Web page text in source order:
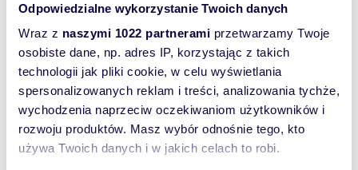
Odpowiedzialne wykorzystanie Twoich danych
Wraz z naszymi 1022 partnerami przetwarzamy Twoje
osobiste dane, np. adres IP, korzystając z takich
technologii jak pliki cookie, w celu wyświetlania
spersonalizowanych reklam i treści, analizowania tychże,
wychodzenia naprzeciw oczekiwaniom użytkowników i
rozwoju produktów. Masz wybór odnośnie tego, kto
używa Twoich danych i w jakich celach to robi.
jakości podłogi panelowe Quick-Step oraz drzwi
stolarskie marki Klea.
Nieruchomość wyposażona jest w szereg
nowoczesnych instalacji zwiększających
komfort użytkowania, w tym:
* ogrzewanie podłogowe we wszystkich
pomieszczeniach, zasilane kotłem gazowym
Buderus
* wentylację mechaniczną z odzyskiem ciepła
(rekuperator Thessla Green z filtrami